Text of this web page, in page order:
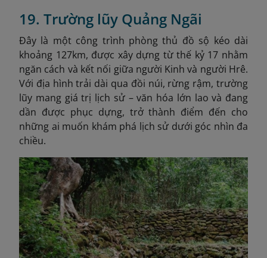
19. Trường lũy Quảng Ngãi
Đây là một công trình phòng thủ đồ sộ kéo dài
khoảng 127km, được xây dựng từ thế kỷ 17 nhằm
ngăn cách và kết nối giữa người Kinh và người Hrê.
Với địa hình trải dài qua đồi núi, rừng rậm, trường
lũy mang giá trị lịch sử – văn hóa lớn lao và đang
dần được phục dựng, trở thành điểm đến cho
những ai muốn khám phá lịch sử dưới góc nhìn đa
chiều.